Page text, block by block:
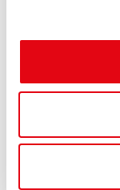
Location